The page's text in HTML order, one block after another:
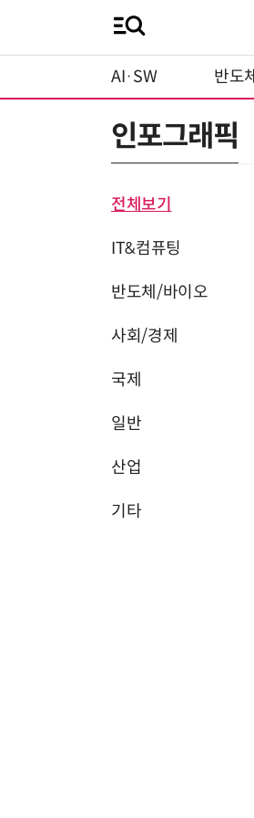
AI·SW 반도체
인포그래픽
전체보기
IT&컴퓨팅
반도체/바이오
사회/경제
국제
일반
산업
기타